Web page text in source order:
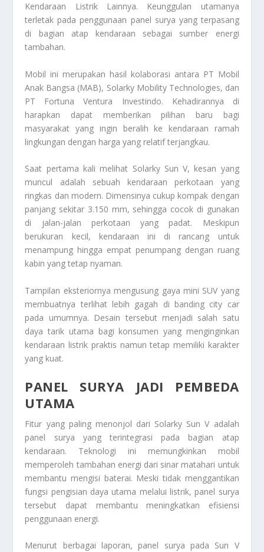
Kendaraan Listrik Lainnya. Keunggulan utamanya
terletak pada penggunaan panel surya yang terpasang
di bagian atap kendaraan sebagai sumber energi
tambahan.
Mobil ini merupakan hasil kolaborasi antara PT Mobil
Anak Bangsa (MAB), Solarky Mobility Technologies, dan
PT Fortuna Ventura Investindo. Kehadirannya di
harapkan dapat memberikan pilihan baru bagi
masyarakat yang ingin beralih ke kendaraan ramah
lingkungan dengan harga yang relatif terjangkau.
Saat pertama kali melihat Solarky Sun V, kesan yang
muncul adalah sebuah kendaraan perkotaan yang
ringkas dan modern. Dimensinya cukup kompak dengan
panjang sekitar 3.150 mm, sehingga cocok di gunakan
di jalan-jalan perkotaan yang padat. Meskipun
berukuran kecil, kendaraan ini di rancang untuk
menampung hingga empat penumpang dengan ruang
kabin yang tetap nyaman.
Tampilan eksteriornya mengusung gaya mini SUV yang
membuatnya terlihat lebih gagah di banding city car
pada umumnya. Desain tersebut menjadi salah satu
daya tarik utama bagi konsumen yang menginginkan
kendaraan listrik praktis namun tetap memiliki karakter
yang kuat.
PANEL SURYA JADI PEMBEDA
UTAMA
Fitur yang paling menonjol dari Solarky Sun V adalah
panel surya yang terintegrasi pada bagian atap
kendaraan. Teknologi ini memungkinkan mobil
memperoleh tambahan energi dari sinar matahari untuk
membantu mengisi baterai. Meski tidak menggantikan
fungsi pengisian daya utama melalui listrik, panel surya
tersebut dapat membantu meningkatkan efisiensi
penggunaan energi.
Menurut berbagai laporan, panel surya pada Sun V